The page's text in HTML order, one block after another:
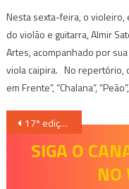
Nesta sexta-feira, o
do violão e guitarra, Almir
Artes, acompanhado por
viola caipira. No repertório,
em Frente”, “Chalana”,
Navegação
17ª edição da Restaurant Week chega à capital mineira com o tema “Menus de Sucesso”
SIGA O
NO